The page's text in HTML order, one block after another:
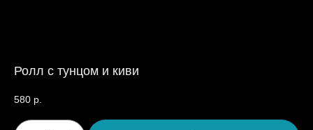
Ролл с тунцом и киви
580 р.